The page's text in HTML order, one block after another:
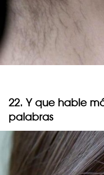
22. Y que hable
palabras